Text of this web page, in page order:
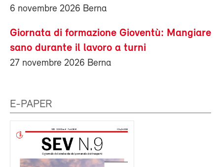
6 novembre 2026 Berna
Giornata di formazione Gioventù: Mangiare
sano durante il lavoro a turni
27 novembre 2026 Berna
E-PAPER